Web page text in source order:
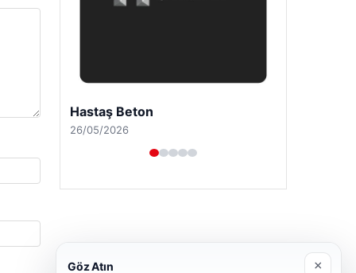
Prenses Night Club
29/04/2026
Göz Atın ×